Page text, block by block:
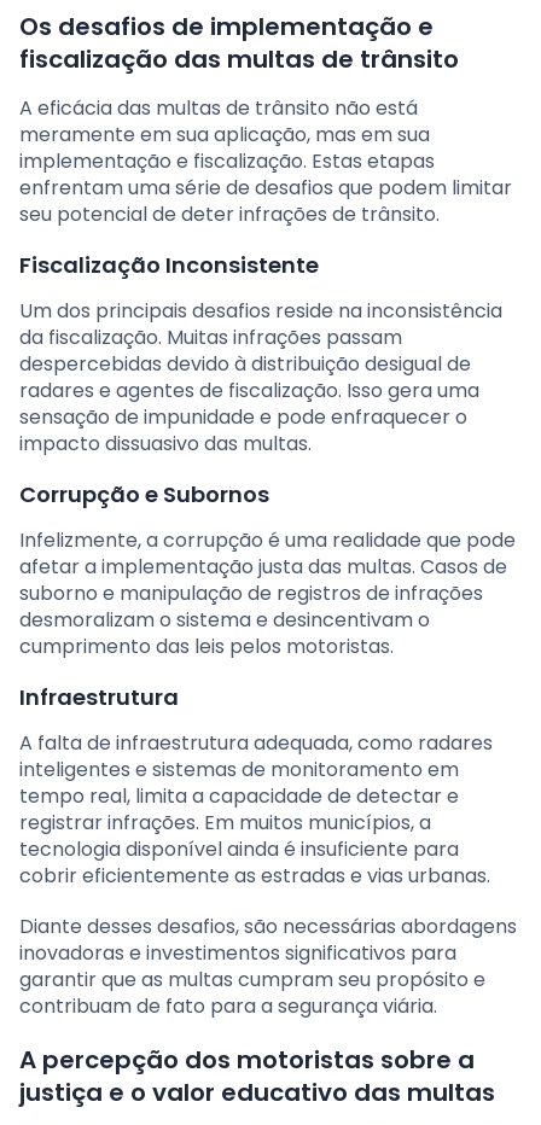
Os desafios de implementação e
fiscalização das multas de trânsito
A eficácia das multas de trânsito não está
meramente em sua aplicação, mas em sua
implementação e fiscalização. Estas etapas
enfrentam uma série de desafios que podem limitar
seu potencial de deter infrações de trânsito.
Fiscalização Inconsistente
Um dos principais desafios reside na inconsistência
da fiscalização. Muitas infrações passam
despercebidas devido à distribuição desigual de
radares e agentes de fiscalização. Isso gera uma
sensação de impunidade e pode enfraquecer o
impacto dissuasivo das multas.
Corrupção e Subornos
Infelizmente, a corrupção é uma realidade que pode
afetar a implementação justa das multas. Casos de
suborno e manipulação de registros de infrações
desmoralizam o sistema e desincentivam o
cumprimento das leis pelos motoristas.
Infraestrutura
A falta de infraestrutura adequada, como radares
inteligentes e sistemas de monitoramento em
tempo real, limita a capacidade de detectar e
registrar infrações. Em muitos municípios, a
tecnologia disponível ainda é insuficiente para
cobrir eficientemente as estradas e vias urbanas.
Diante desses desafios, são necessárias abordagens
inovadoras e investimentos significativos para
garantir que as multas cumpram seu propósito e
contribuam de fato para a segurança viária.
A percepção dos motoristas sobre a
justiça e o valor educativo das multas